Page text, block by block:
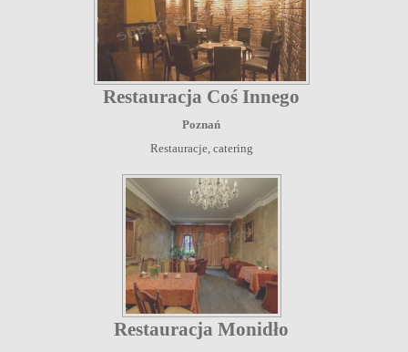
Restauracja Coś Innego
Poznań
Restauracje, catering
Restauracja Monidło